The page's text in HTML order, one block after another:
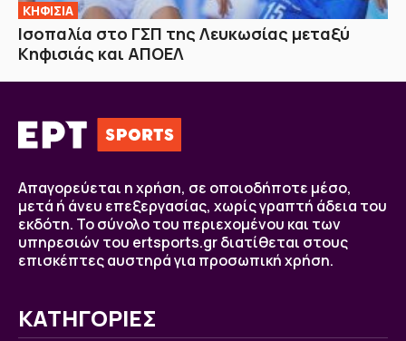
ΚΗΦΙΣΙΑ
Ισοπαλία στο ΓΣΠ της Λευκωσίας μεταξύ
Κηφισιάς και ΑΠΟΕΛ
Απαγορεύεται η χρήση, σε οποιοδήποτε μέσο,
μετά ή άνευ επεξεργασίας, χωρίς γραπτή άδεια του
εκδότη. Το σύνολο του περιεχομένου και των
υπηρεσιών του ertsports.gr διατίθεται στους
επισκέπτες αυστηρά για προσωπική χρήση.
ΚΑΤΗΓΟΡΙΕΣ